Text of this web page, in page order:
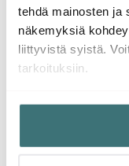
tehdä mainosten ja
näkemyksiä
liittyvistä syistä.
tarkoituksiin.
Jos sallit,
Kerätä tietoja
mahdollisesti